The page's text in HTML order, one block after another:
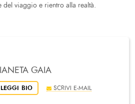
del viaggio e rientro alla realtà.
GAIA
SCRIVI E-MAIL
LEGGI BIO